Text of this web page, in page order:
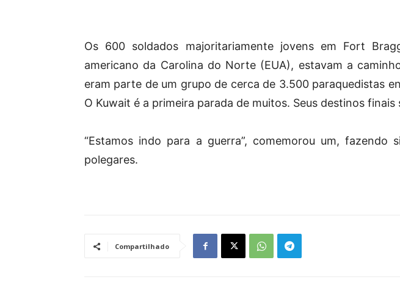
Os 600 soldados majoritariamente jovens em Fort
americano da Carolina do Norte (EUA), estavam a
eram parte de um grupo de cerca de 3.500 paraquedistas
O Kuwait é a primeira parada de muitos. Seus destinos
“Estamos indo para a guerra”, comemorou um, fazendo
polegares.
Compartilhado